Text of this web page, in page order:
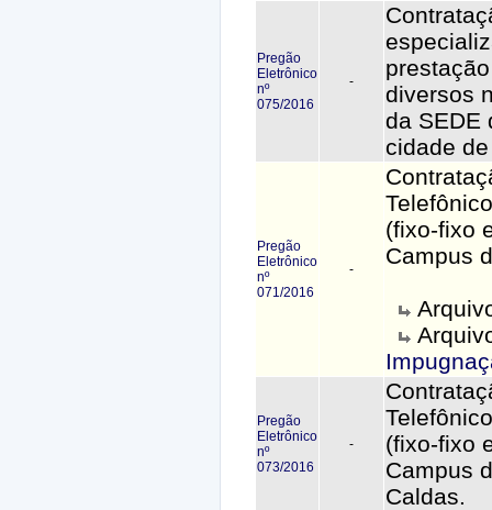
Pregão
Eletrônico
nº
075/2016
-
diversos
da SEDE
cidade
Pregão
Eletrônico
nº
071/2016
-
(fixo-fixo
Campus
Pregão
Eletrônico
nº
073/2016
-
(fixo-fixo
Campus
Caldas.